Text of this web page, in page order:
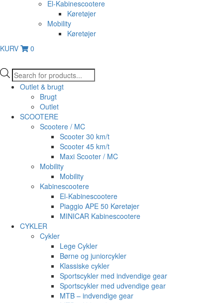
El-Kabinescootere
Køretøjer
Mobility
Køretøjer
KURV
0
Products
search
Outlet & brugt
Brugt
Outlet
SCOOTERE
Scootere / MC
Scooter 30 km/t
Scooter 45 km/t
Maxi Scooter / MC
Mobility
Mobility
Kabinescootere
El-Kabinescootere
Piaggio APE 50 Køretøjer
MINICAR Kabinescootere
CYKLER
Cykler
Lege Cykler
Børne og juniorcykler
Klassiske cykler
Sportscykler med indvendige gear
Sportscykler med udvendige gear
MTB – indvendige gear